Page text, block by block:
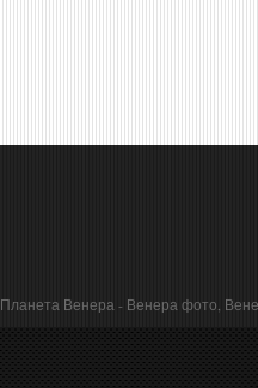
Планета Венера - Венера фото,